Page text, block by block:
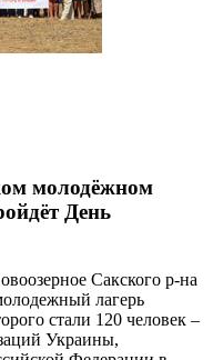
молодёжном
День
Сакского р-на
лагерь
стали 120 человек –
Украины,